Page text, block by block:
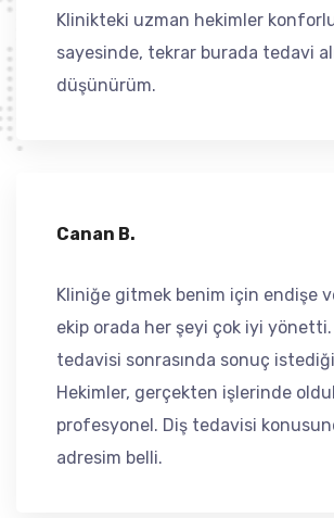
Klinikteki uzman hekimler
sayesinde, tekrar burada tedavi
düşünürüm.
Canan B.
Kliniğe gitmek benim için endişe
ekip orada her şeyi çok iyi
tedavisi sonrasında sonuç
Hekimler, gerçekten işlerinde
profesyonel. Diş tedavisi
adresim belli.